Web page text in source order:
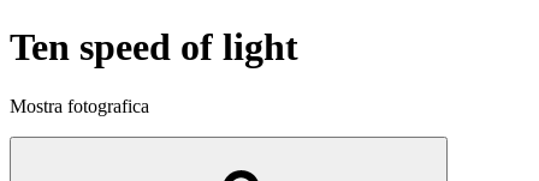
Ten speed of light
Mostra fotografica